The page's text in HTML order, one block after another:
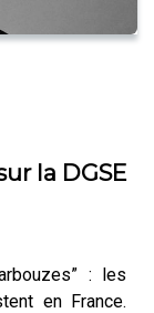
la DGSE
: les
en France.